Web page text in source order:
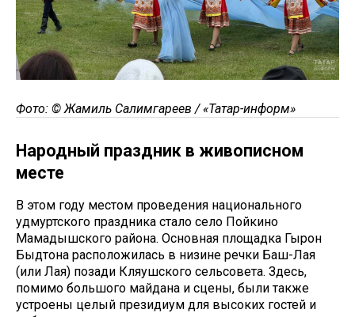
Фото: © Жамиль Салимгареев / «Татар-информ»
Народный праздник в живописном
месте
В этом году местом проведения национального
удмуртского праздника стало село Пойкино
Мамадышского района. Основная площадка Гырон
Быдтона расположилась в низине речки Баш-Лая
(или Лая) позади Кляушского сельсовета. Здесь,
помимо большого майдана и сцены, были также
устроены целый президиум для высоких гостей и